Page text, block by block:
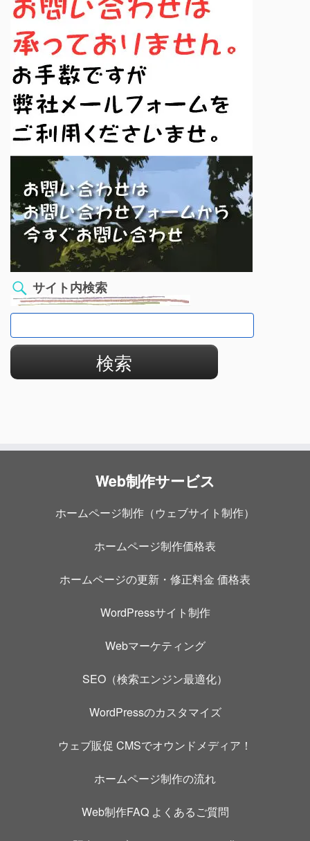
サイト内検索
検
索:
Web制作サービス
ホームページ制作（ウェブサイト制作）
ホームページ制作価格表
ホームページの更新・修正料金 価格表
WordPressサイト制作
Webマーケティング
SEO（検索エンジン最適化）
WordPressのカスタマイズ
ウェブ販促 CMSでオウンドメディア！
ホームページ制作の流れ
Web制作FAQ よくあるご質問